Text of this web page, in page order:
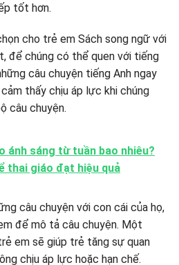
tốt hơn.
cho trẻ em Sách song ngữ với
để chúng có thể quen với tiếng
câu chuyện tiếng Anh ngay
thấy chịu áp lực khi chúng
câu chuyện.
ánh sáng từ tuần bao nhiêu?
thai giáo đạt hiệu quả
câu chuyện với con cái của họ,
để mô tả câu chuyện. Một
em sẽ giúp trẻ tăng sự quan
chịu áp lực hoặc hạn chế.